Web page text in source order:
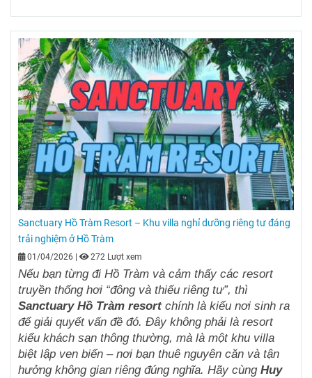
Sanctuary Hồ Tràm Resort – Khu villa nghỉ dưỡng riêng tư đáng
trải nghiệm ở Hồ Tràm
01/04/2026 272 Lượt xem
Nếu bạn từng đi Hồ Tràm và cảm thấy các resort
truyền thống hơi “đông và thiếu riêng tư”, thì
Sanctuary Hồ Tràm resortchính là kiểu nơi sinh ra
để giải quyết vấn đề đó. Đây không phải là resort
kiểu khách sạn thông thường, mà là một khu villa
biệt lập ven biển – nơi bạn thuê nguyên căn và tận
hưởng không gian riêng đúng nghĩa. Hãy cùng Huy